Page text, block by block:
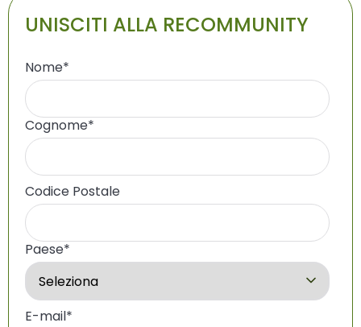
UNISCITI ALLA RECOMMUNITY
Nome*
Cognome*
Codice Postale
Paese*
E-mail*